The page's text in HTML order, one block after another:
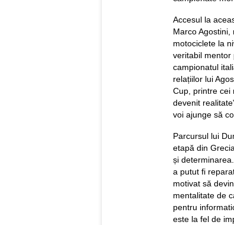
Accesul la
Marco
motociclete la
veritabil mentor
campionatul
relațiilor lui
Cup, printre cei
devenit
voi ajunge să
Parcursul lui
etapă din
și
a putut fi
motivat să
mentalitate de
pentru
este la fel de